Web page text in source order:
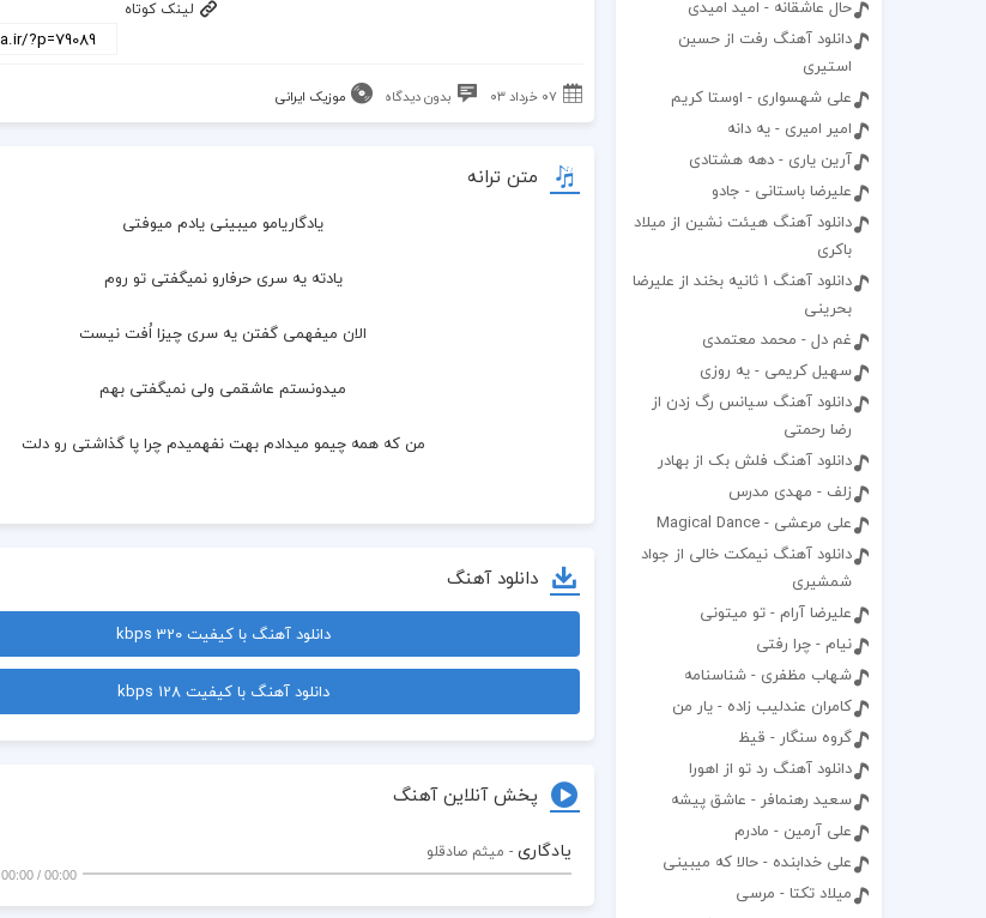
حال عاشقانه - امید امیدی
دانلود آهنگ رفت از حسین
استیری
علی شهسواری - اوستا کریم
امیر امیری - یه دانه
آرین یاری - دهه هشتادی
علیرضا باستانی - جادو
دانلود آهنگ هیئت نشین از میلاد
باکری
دانلود آهنگ 1 ثانیه بخند از علیرضا
بحرینی
غم دل - محمد معتمدی
سهیل کریمی - یه روزی
دانلود آهنگ سیانس رگ زدن از
رضا رحمتی
دانلود آهنگ فلش بک از بهادر
زلف - مهدی مدرس
علی مرعشی - Magical Dance
دانلود آهنگ نیمکت خالی از جواد
شمشیری
علیرضا آرام - تو میتونی
نیام - چرا رفتی
شهاب مظفری - شناسنامه
کامران عندلیب زاده - یار من
گروه سنگار - قیظ
دانلود آهنگ رد تو از اهورا
سعید رهنمافر - عاشق پیشه
علی آرمین - مادرم
علی خدابنده - حالا که میبینی
میلاد تکتا - مرسی
لینک کوتاه
۰۷ خرداد ۰۳ بدون دیدگاه موزیک ایرانی
متن ترانه
یادگاریامو میبینی یادم میوفتی
یادته یه سری حرفارو نمیگفتی تو روم
الان میفهمی گفتن یه سری چیزا اُفت نیست
میدونستم عاشقمی ولی نمیگفتی بهم
من که همه چیمو میدادم بهت نفهمیدم چرا پا گذاشتی رو دلت
همه چی جوره خوبه دوری من الان
تو که روالی نمیدونی چی گذشت به من این شبا
تو که روالی نمیدونی چی گذشت به من این شبا
دانلود آهنگ
دانلود آهنگ با کیفیت 320 kbps
دانلود آهنگ با کیفیت 128 kbps
پخش آنلاین آهنگ
یادگاری - میثم صادقلو
00:00
/
00:00